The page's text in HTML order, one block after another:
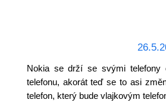
Nokia se drží se svými telefony
telefonu, akorát teď se to asi
telefon, který bude vlajkovým